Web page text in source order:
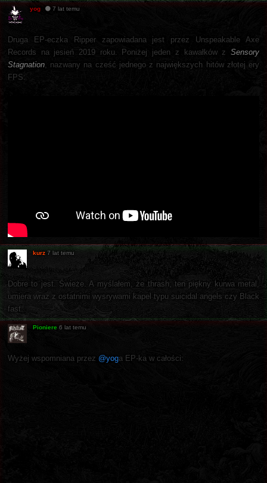
yog 7 lat temu
Druga EP-eczka Ripper zapowiadana jest przez Unspeakable Axe
Records na jesień 2019 roku. Poniżej jeden z kawałków z Sensory
Stagnation , nazwany na cześć jednego z największych hitów złotej ery
FPS:
kurz 7 lat temu
Dobre to jest. Świeże. A myślałem, że thrash, ten piękny kurwa metal,
umiera wraz z ostatnimi wysrywami kapel typu suicidal angels czy Black
fast.
Pioniere 6 lat temu
Wyżej wspomniana przez @yoga EP-ka w całości: